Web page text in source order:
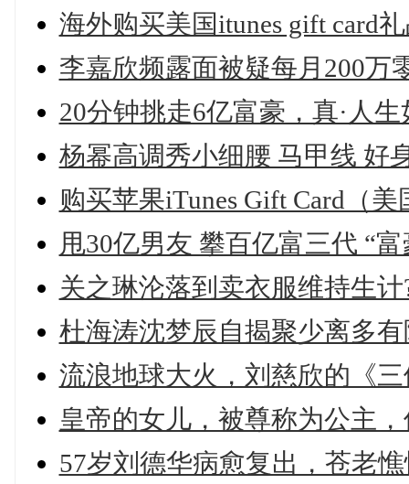
海外购买美国itunes gift card
李嘉欣频露面被疑每月200万
20分钟挑走6亿富豪，真·人
杨幂高调秀小细腰 马甲线 好
购买苹果iTunes Gift Card（美
甩30亿男友 攀百亿富三代 “
关之琳沦落到卖衣服维持生
杜海涛沈梦辰自揭聚少离多
流浪地球大火，刘慈欣的《
皇帝的女儿，被尊称为公主
57岁刘德华病愈复出，苍老